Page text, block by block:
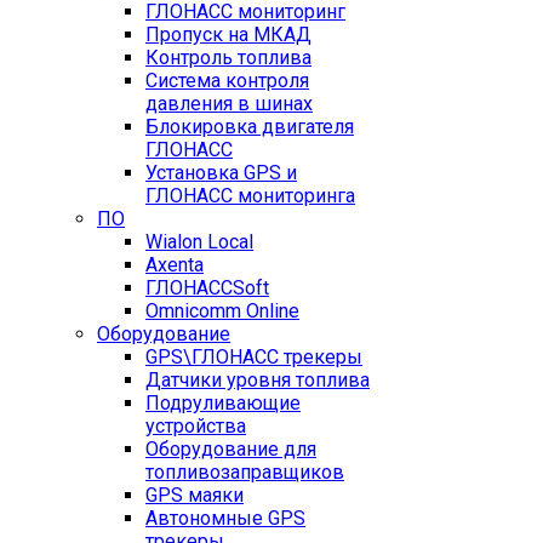
ГЛОНАСС мониторинг
Пропуск на МКАД
Контроль топлива
Система контроля
давления в шинах
Блокировка двигателя
ГЛОНАСС
Установка GPS и
ГЛОНАСС мониторинга
ПО
Wialon Local
Axenta
ГЛОНАССSoft
Оmnicomm Оnline
Оборудование
GPS\ГЛОНАСС трекеры
Датчики уровня топлива
Подруливающие
устройства
Оборудование для
топливозаправщиков
GPS маяки
Автономные GPS